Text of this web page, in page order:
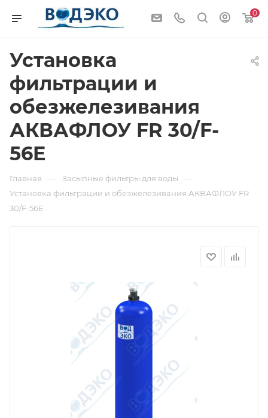
0
Установка
фильтрации и
обезжелезивания
АКВАФЛОУ FR 30/F-
56E
Главная — Засыпные фильтры для воды —
Установка фильтрации и обезжелезивания АКВАФЛОУ FR
30/F-56E